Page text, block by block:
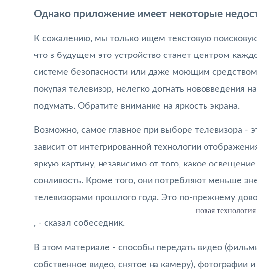
Однако приложение имеет некоторые
К сожалению, мы только ищем текстовую поисковую
что в будущем это устройство станет центром
системе безопасности или даже моющим
покупая телевизор, нелегко догнать нововведения
подумать. Обратите внимание на яркость экрана.
Возможно, самое главное при выборе телевизора -
зависит от интегрированной технологии
яркую картину, независимо от того, какое
сонливость. Кроме того, они потребляют меньше
телевизорами прошлого года. Это по-прежнему
новая технология
, - сказал собеседник.
В этом материале - способы передать видео
собственное видео, снятое на камеру), фотографии